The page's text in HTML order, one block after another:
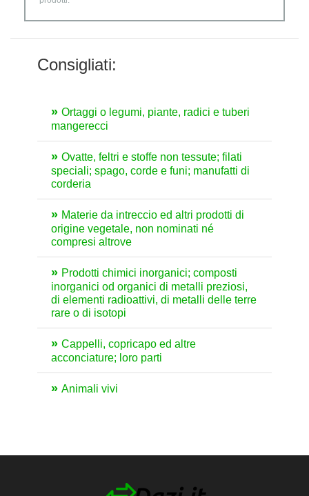
Consigliati:
Ortaggi o legumi, piante, radici e tuberi
mangerecci
Ovatte, feltri e stoffe non tessute; filati
speciali; spago, corde e funi; manufatti di
corderia
Materie da intreccio ed altri prodotti di
origine vegetale, non nominati né
compresi altrove
Prodotti chimici inorganici; composti
inorganici od organici di metalli preziosi,
di elementi radioattivi, di metalli delle terre
rare o di isotopi
Cappelli, copricapo ed altre
acconciature; loro parti
Animali vivi